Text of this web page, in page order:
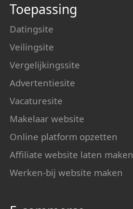
Toepassing
Datingsite
Veilingsite
Vergelijkingssite
Advertentiesite
Vacaturesite
Makelaar website
Online platform opzetten
Affiliate website laten maken
Werken-bij website maken